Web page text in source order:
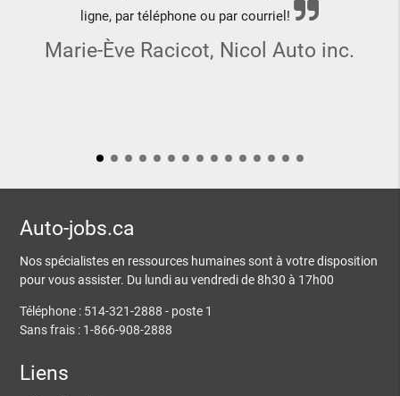
ligne, par téléphone ou par courriel!
Marie-Ève Racicot, Nicol Auto inc.
Auto-jobs.ca
Nos spécialistes en ressources humaines sont à votre disposition
pour vous assister. Du lundi au vendredi de 8h30 à 17h00
Téléphone : 514-321-2888 - poste 1
Sans frais : 1-866-908-2888
Liens